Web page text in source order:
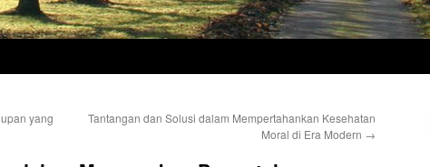
yang
Tantangan dan Solusi dalam Mempertahankan Kesehatan
Moral di Era Modern →